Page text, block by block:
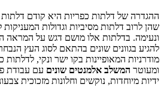
ההגדרה של דלתות כפריות היא קודם
שהן לרוב דלתות מסיביות וגדולות
ונעימה. בדלתות אלו מושם דגש על המראה
להגיע בגוונים שונים בהתאם לסוג העץ
מודרניות המאופיינות בקו ישר ונקי,
ומעוטר המשלב אלמנטים שונים עם עבודת
ידיות מיוחדות, נוקשים וחלונות מזכוכית